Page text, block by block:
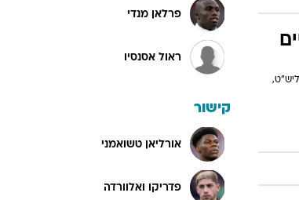
רכישה של 40 מיליון ליש"ט,
פרלאן מנדי
ראול אסנסיו
קישור
אורליאן טשואמני
פדריקו ואלוורדה